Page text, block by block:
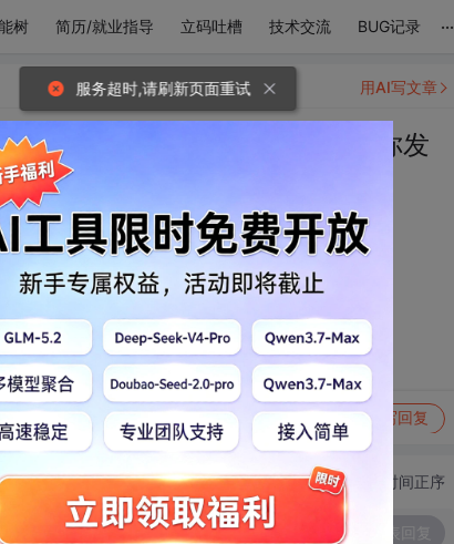
树 简历/就业指导 立码吐槽 技术交流 BUG记录 ...
来了 我爱你 我希望这条短信是你发
信是你发来的 我爱你?
到动态 举报 写回复
用AI写文章
切换为时间正序
服务超时,请刷新页面重试